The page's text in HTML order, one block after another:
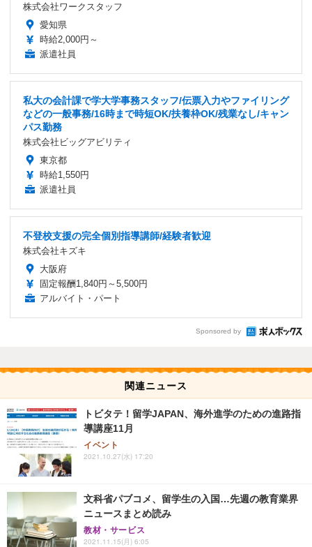
株式会社ワークスタッフ
愛知県
時給2,000円～
派遣社員
私大の会計課で学大学事務スタッフ/伝票入力やファイリング
などの一般事務/16時まで時短OK/扶養枠OK/残業なし/キャン
パス勤務
株式会社ビッグアビリティ
東京都
時給1,550円
派遣社員
不登校支援の完全個別指導講師/経験者歓迎
株式会社キズキ
大阪府
固定報酬1,840円～5,500円
アルバイト・パート
Sponsored by
関連ニュース
トビタテ！留学JAPAN、海外進学のための進路指
導講座11月
イベント
2021.10.27(水) 17:20
文科省パブコメ、留学生の入国…先週の教育業界
ニュースまとめ読み
教材・サービス
2021.11.15(月) 6:05